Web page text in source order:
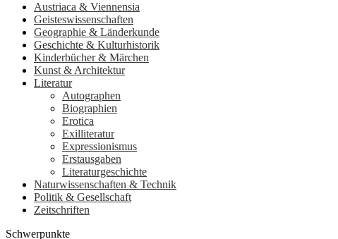
Austriaca & Viennensia
Geisteswissenschaften
Geographie & Länderkunde
Geschichte & Kulturhistorik
Kinderbücher & Märchen
Kunst & Architektur
Literatur
Autographen
Biographien
Erotica
Exilliteratur
Expressionismus
Erstausgaben
Literaturgeschichte
Naturwissenschaften & Technik
Politik & Gesellschaft
Zeitschriften
Schwerpunkte